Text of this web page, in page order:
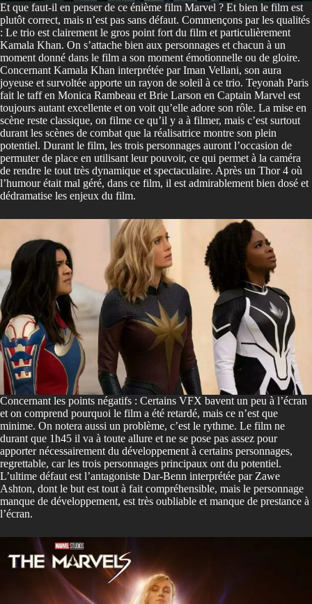
Et que faut-il en penser de ce énième film Marvel ? Et bien le film est
plutôt correct, mais n’est pas sans défaut. Commençons par les qualités
: Le trio est clairement le gros point fort du film et particulièrement
Kamala Khan. On s’attache bien aux personnages et chacun à un
moment donné dans le film a son moment émotionnelle ou de gloire.
Concernant Kamala Khan interprétée par Iman Vellani, son aura
joyeuse et survoltée apporte un rayon de soleil à ce trio. Teyonah Paris
fait le taff en Monica Rambeau et Brie Larson en Captain Marvel est
toujours autant excellente et on voit qu’elle adore son rôle. La mise en
scène reste classique, on filme ce qu’il y a à filmer, mais c’est surtout
durant les scènes de combat que la réalisatrice montre son plein
potentiel. Durant le film, les trois personnages auront l’occasion de
permuter de place en utilisant leur pouvoir, ce qui permet à la caméra
de rendre le tout très dynamique et spectaculaire. Après un Thor 4 où
l’humour était mal géré, dans ce film, il est admirablement bien dosé et
dédramatise les enjeux du film.
Concernant les points négatifs : Certains VFX bavent un peu à l’écran
et on comprend pourquoi le film a été retardé, mais ce n’est que
minime. On notera aussi un problème, c’est le rythme. Le film ne
durant que 1h45 il va à toute allure et ne se pose pas assez pour
apporter nécessairement du développement à certains personnages,
regrettable, car les trois personnages principaux ont du potentiel.
L’ultime défaut est l’antagoniste Dar-Benn interprétée par Zawe
Ashton, dont le but est tout à fait compréhensible, mais le personnage
manque de développement, est très oubliable et manque de prestance à
l’écran.